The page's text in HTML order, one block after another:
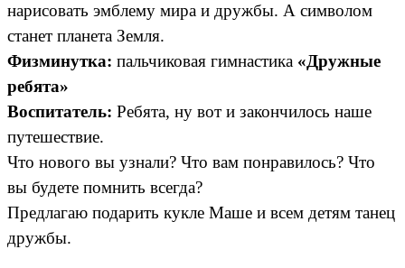
нарисовать эмблему мира и дружбы. А символом
станет планета Земля.
Физминутка: пальчиковая гимнастика «Дружные
ребята»
Воспитатель: Ребята, ну вот и закончилось наше
путешествие.
Что нового вы узнали? Что вам понравилось? Что
вы будете помнить всегда?
Предлагаю подарить кукле Маше и всем детям танец
дружбы.